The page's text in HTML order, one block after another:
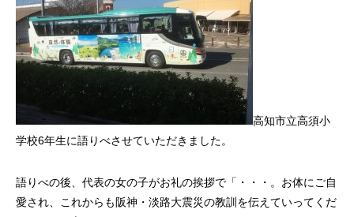
高知市立高須小
学校6年生に語りべさせていただきました。
語りべの後、代表の女の子がお礼の挨拶で「・・・。お体にご自
愛され、これからも阪神・淡路大震災の教訓を伝えていってくだ